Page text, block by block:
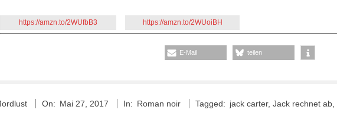
https://amzn.to/2WUfbB3 https://amzn.to/2WUoiBH
E-Mail teilen
On: Mai 27, 2017 In: Roman noir Tagged: jack carter, Jack rechnet ab